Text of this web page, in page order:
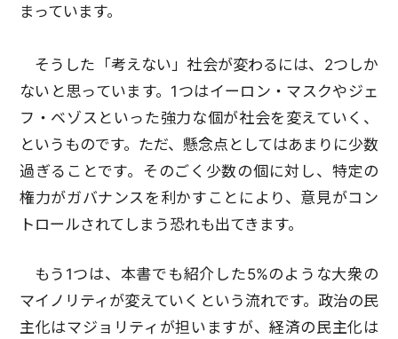
まっています。
そうした「考えない」社会が変わるには、2つしか
ないと思っています。1つはイーロン・マスクやジェ
フ・ベゾスといった強力な個が社会を変えていく、
というものです。ただ、懸念点としてはあまりに少数
過ぎることです。そのごく少数の個に対し、特定の
権力がガバナンスを利かすことにより、意見がコン
トロールされてしまう恐れも出てきます。
もう1つは、本書でも紹介した5%のような大衆の
マイノリティが変えていくという流れです。政治の民
主化はマジョリティが担いますが、経済の民主化は